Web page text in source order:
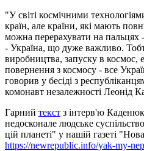
"У світі космічними
країн, але країни, які мають
можна перерахувати на пальцях
- Україна, що дуже важливо.
виробництва, запуску в космос,
повернення з космосу - все
говорив у бесіді з
комонавт незалежності Леонід
Гарний текст з інтерв'ю
недосконале людське
цій планеті" у нашій газеті
https://newrepublic.info/yak-my-